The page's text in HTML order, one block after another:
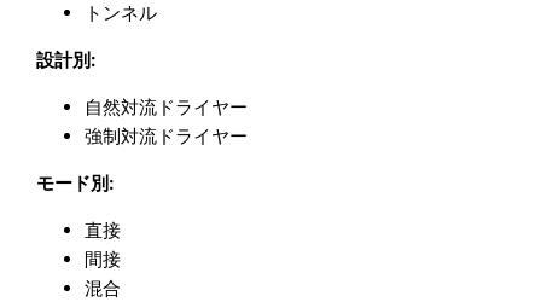
トンネル
設計別:
自然対流ドライヤー
強制対流ドライヤー
モード別:
直接
間接
混合